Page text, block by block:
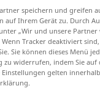
speichern und greifen
auf Ihrem Gerät zu. Durch
„Wir und unsere
Tracker deaktiviert
Sie können dieses Menü
widerrufen, indem Sie
gelten